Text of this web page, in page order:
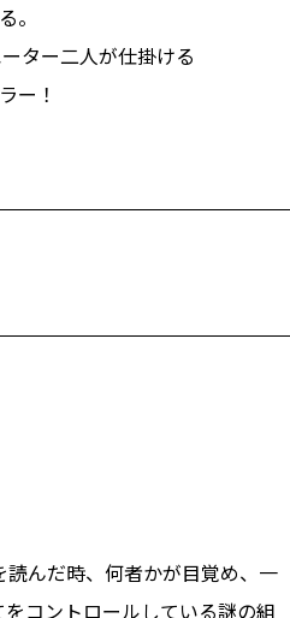
。
ター二人が仕掛ける
ー！
んだ時、何者かが目覚め、一
コントロールしている謎の組